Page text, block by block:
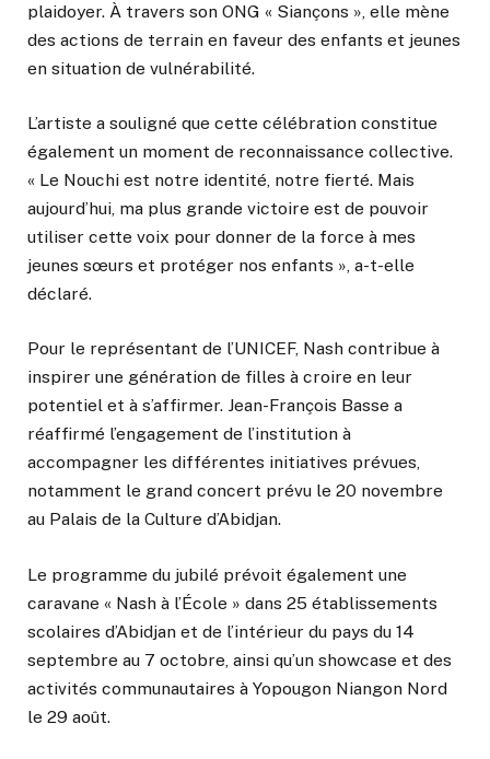
plaidoyer. À travers son ONG « Siançons », elle mène
des actions de terrain en faveur des enfants et jeunes
en situation de vulnérabilité.
L’artiste a souligné que cette célébration constitue
également un moment de reconnaissance collective.
« Le Nouchi est notre identité, notre fierté. Mais
aujourd’hui, ma plus grande victoire est de pouvoir
utiliser cette voix pour donner de la force à mes
jeunes sœurs et protéger nos enfants », a-t-elle
déclaré.
Pour le représentant de l’UNICEF, Nash contribue à
inspirer une génération de filles à croire en leur
potentiel et à s’affirmer. Jean-François Basse a
réaffirmé l’engagement de l’institution à
accompagner les différentes initiatives prévues,
notamment le grand concert prévu le 20 novembre
au Palais de la Culture d’Abidjan.
Le programme du jubilé prévoit également une
caravane « Nash à l’École » dans 25 établissements
scolaires d’Abidjan et de l’intérieur du pays du 14
septembre au 7 octobre, ainsi qu’un showcase et des
activités communautaires à Yopougon Niangon Nord
le 29 août.